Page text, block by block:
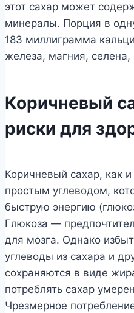
этот сахар может
минералы. Порция в
183 миллиграмма
железа, магния,
Коричневый
риски для
Коричневый сахар, как
простым углеводом,
быструю энергию
Глюкоза —
для мозга. Однако
углеводы из сахара и
сохраняются в виде
потреблять сахар
Чрезмерное